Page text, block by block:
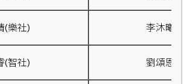
(樂社) 李沐曦(禮
(智社) 劉頌恩(智